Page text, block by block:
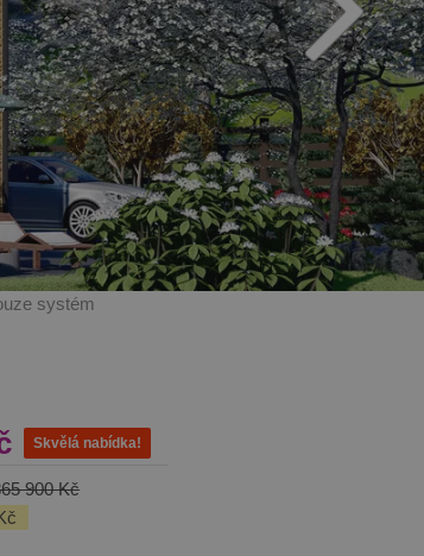
systém
Skvělá nabídka!
900 Kč